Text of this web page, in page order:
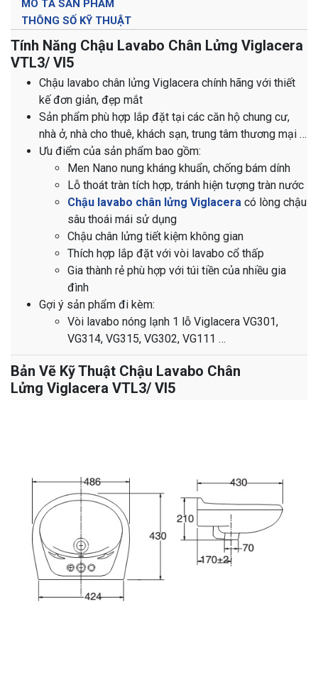
MÔ TẢ SẢN PHẨM
THÔNG SỐ KỸ THUẬT
Tính Năng Chậu Lavabo Chân Lửng Viglacera
VTL3/ VI5
Chậu lavabo chân lửng Viglacera chính hãng với thiết
kế đơn giản, đẹp mắt
Sản phẩm phù hợp lắp đặt tại các căn hộ chung cư,
nhà ở, nhà cho thuê, khách sạn, trung tâm thương mại …
Ưu điểm của sản phẩm bao gồm:
Men Nano nung kháng khuẩn, chống bám dính
Lỗ thoát tràn tích hợp, tránh hiện tượng tràn nước
Chậu lavabo chân lửng Viglacera có lòng chậu
sâu thoái mái sử dụng
Chậu chân lửng tiết kiệm không gian
Thích hợp lắp đặt với vòi lavabo cổ thấp
Gia thành rẻ phù hợp với túi tiền của nhiều gia
đình
Gợi ý sản phẩm đi kèm:
Vòi lavabo nóng lạnh 1 lỗ Viglacera VG301,
VG314, VG315, VG302, VG111 …
Bản Vẽ Kỹ Thuật Chậu Lavabo Chân
Lửng Viglacera VTL3/ VI5